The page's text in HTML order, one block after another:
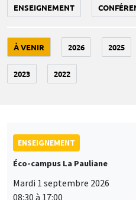
ENSEIGNEMENT
À VENIR 2026 2025
2023 2022
ENSEIGNEMENT
Éco-campus La Pauliane
Mardi 1 septembre 2026
08:30 à 17:00